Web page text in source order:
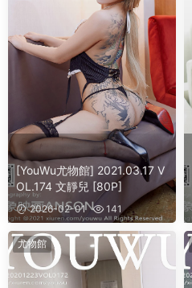
[YouWu尤物館] 2021.03.17 V
OL.174 文靜兒 [80P]
2026-02-01 141
尤物館